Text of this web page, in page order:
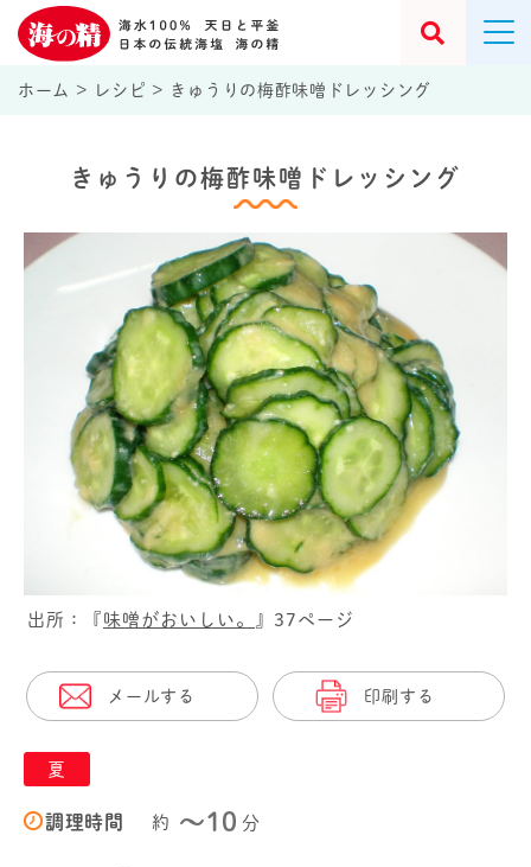
ホーム > レシピ > きゅうりの梅酢味噌ドレッシング
きゅうりの梅酢味噌ドレッシング
出所：『 味噌がおいしい。 』37ページ
メールする 印刷する
夏
調理時間 約 〜10 分